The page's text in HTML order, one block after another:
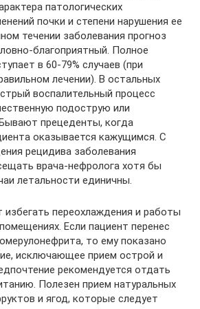
патологических
почки и степени нарушения ее
течении заболевания прогноз
благоприятный. Полное
в 60-79% случаев (при
лечении). В остальных
воспалительный процесс
подострую или
прецеденты, когда
оказывается кажущимся. С
рецидива заболевания
врача-нефролога хотя бы
летальности единичны.
избегать переохлаждения и работы
Если пациент перенес
то ему показано
исключающее прием острой и
рекомендуется отдать
Полезен прием натуральных
и ягод, которые следует